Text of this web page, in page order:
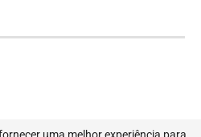
Projetado e desenvolvido porMIB